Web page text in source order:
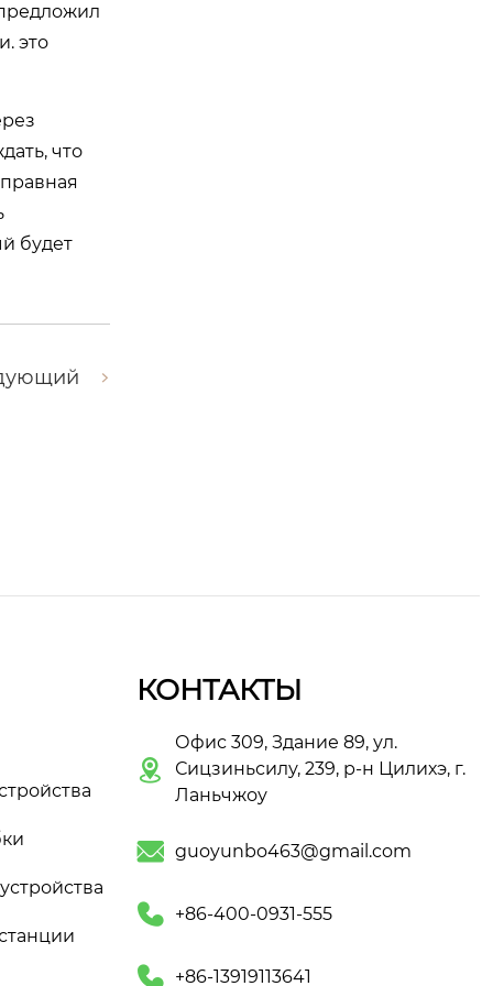
это
что
будет
КОНТАКТЫ

Офис 309, Здание 89, ул.
Сицзиньсилу, 239, р-н Цилихэ, г.
Ланьчжоу
 guoyunbo463@gmail.com
 +86-400-0931-555
 +86-13919113641